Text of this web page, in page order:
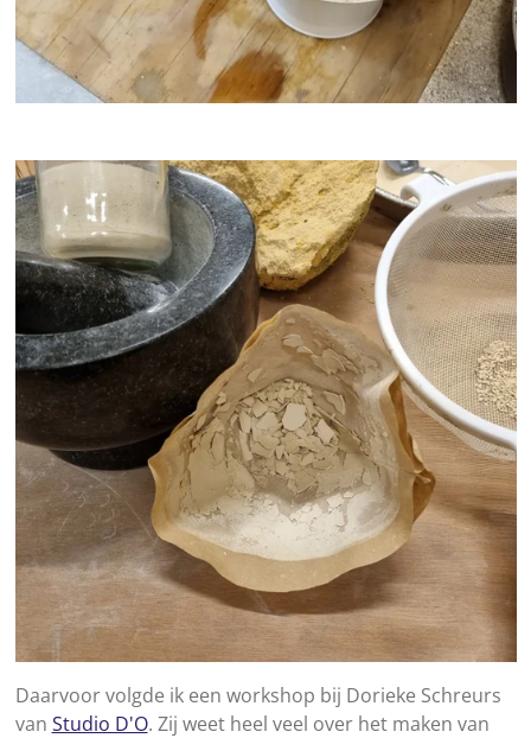
Daarvoor volgde ik een workshop bij Dorieke Schreurs
van Studio D'O. Zij weet heel veel over het maken van